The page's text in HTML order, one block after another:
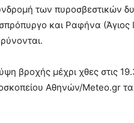
των πυροσβεστικών
και Ραφήνα (Άγιος
βροχής μέχρι χθες στις
Αθηνών/Meteo.gr τα